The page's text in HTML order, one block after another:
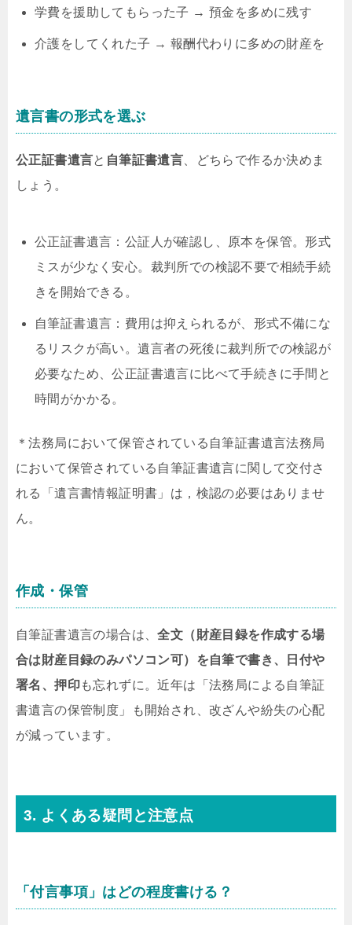
学費を援助してもらった子 → 預金を多めに残す
介護をしてくれた子 → 報酬代わりに多めの財産を
遺言書の形式を選ぶ
公正証書遺言と 自筆証書遺言 、どちらで作るか決めま
しょう。
公正証書遺言：公証人が確認し、原本を保管。形式
ミスが少なく安心。裁判所での検認不要で相続手続
きを開始できる。
自筆証書遺言：費用は抑えられるが、形式不備にな
るリスクが高い。遺言者の死後に裁判所での検認が
必要なため、公正証書遺言に比べて手続きに手間と
時間がかかる。
＊法務局において保管されている自筆証書遺言法務局
において保管されている自筆証書遺言に関して交付さ
れる「遺言書情報証明書」は，検認の必要はありませ
ん。
作成・保管
自筆証書遺言の場合は、全文（財産目録を作成する場
合は財産目録のみパソコン可）を自筆で書き、日付や
署名、押印も忘れずに。近年は「法務局による自筆証
書遺言の保管制度」も開始され、改ざんや紛失の心配
が減っています。
3. よくある疑問と注意点
「付言事項」はどの程度書ける？